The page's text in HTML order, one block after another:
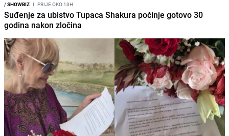
/SHOWBIZ I PRIJE OKO 13H
Suđenje za ubistvo Tupaca Shakura počinje gotovo 30
godina nakon zločina